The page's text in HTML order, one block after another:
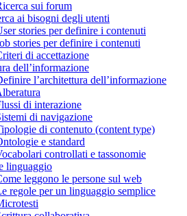
sui forum
ai bisogni degli utenti
stories per definire i contenuti
stories per definire i contenuti
di accettazione
dell’informazione
l’architettura dell’informazione
di interazione
di navigazione
di contenuto (content type)
e standard
controllati e tassonomie
linguaggio
leggono le persone sul web
regole per un linguaggio semplice